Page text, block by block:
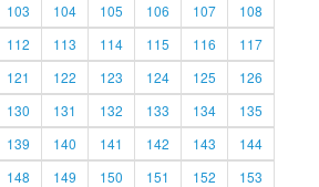
103 104 105 106 107
108
112 113 114 115 116
117
121 122 123 124 125
126
130 131 132 133 134
135
139 140 141 142 143
144
148 149 150 151 152
153